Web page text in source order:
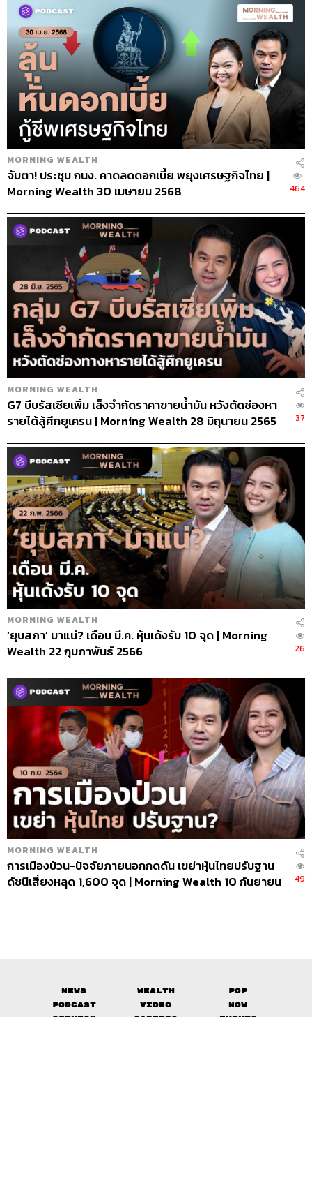
MORNING WEALTH
จับตา! ประชุม กนง. คาดลดดอกเบี้ย พยุงเศรษฐกิจไทย |
Morning Wealth 30 เมษายน 2568
464
MORNING WEALTH
G7 บีบรัสเซียเพิ่ม เล็งจำกัดราคาขายน้ำมัน หวังตัดช่องหา
รายได้สู้ศึกยูเครน | Morning Wealth 28 มิถุนายน 2565
37
MORNING WEALTH
‘ยุบสภา’ มาแน่? เดือน มี.ค. หุ้นเด้งรับ 10 จุด | Morning
Wealth 22 กุมภาพันธ์ 2566
26
MORNING WEALTH
การเมืองป่วน-ปัจจัยภายนอกกดดัน เขย่าหุ้นไทยปรับฐาน
ดัชนีเสี่ยงหลุด 1,600 จุด | Morning Wealth 10 กันยายน
49
News Wealth
Pop
Podcast
Video
Now
Opinion
Careers
Events